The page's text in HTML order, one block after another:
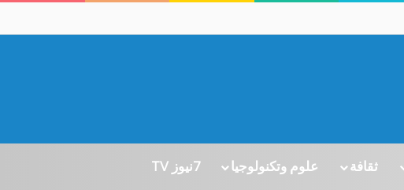
ثقافة علوم وتكنولوجيا 7نيوز TV